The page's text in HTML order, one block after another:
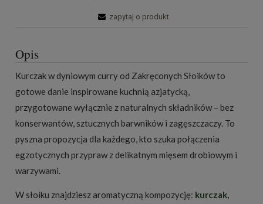
zapytaj o produkt
Opis
Kurczak w dyniowym curry od Zakręconych Słoików to
gotowe danie inspirowane kuchnią azjatycką,
przygotowane wyłącznie z naturalnych składników – bez
konserwantów, sztucznych barwników i zagęszczaczy. To
pyszna propozycja dla każdego, kto szuka połączenia
egzotycznych przypraw z delikatnym mięsem drobiowym i
warzywami.
W słoiku znajdziesz aromatyczną kompozycję: kurczak,